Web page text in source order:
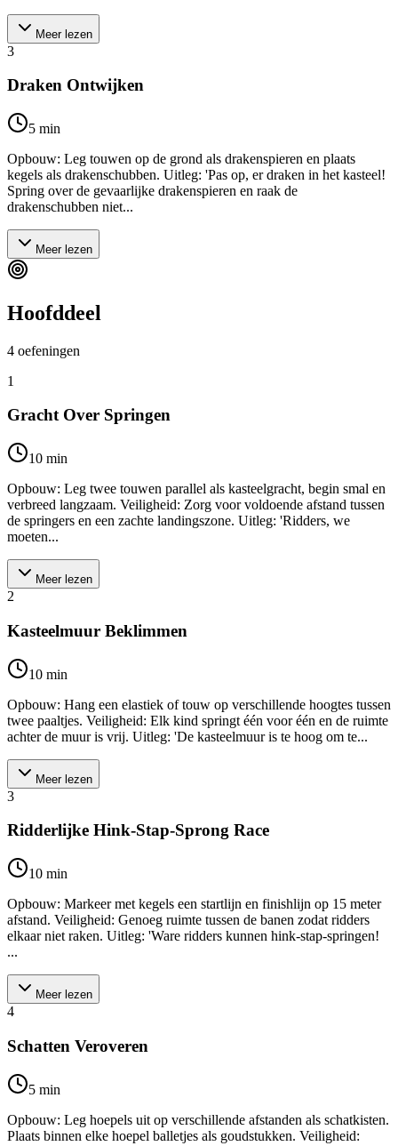
Meer lezen
3
Draken Ontwijken
5 min
Opbouw: Leg touwen op de grond als drakenspieren en plaats
kegels als drakenschubben. Uitleg: 'Pas op, er draken in het kasteel!
Spring over de gevaarlijke drakenspieren en raak de
drakenschubben niet...
Meer lezen
Hoofddeel
4 oefeningen
1
Gracht Over Springen
10 min
Opbouw: Leg twee touwen parallel als kasteelgracht, begin smal en
verbreed langzaam. Veiligheid: Zorg voor voldoende afstand tussen
de springers en een zachte landingszone. Uitleg: 'Ridders, we
moeten...
Meer lezen
2
Kasteelmuur Beklimmen
10 min
Opbouw: Hang een elastiek of touw op verschillende hoogtes tussen
twee paaltjes. Veiligheid: Elk kind springt één voor één en de ruimte
achter de muur is vrij. Uitleg: 'De kasteelmuur is te hoog om te...
Meer lezen
3
Ridderlijke Hink-Stap-Sprong Race
10 min
Opbouw: Markeer met kegels een startlijn en finishlijn op 15 meter
afstand. Veiligheid: Genoeg ruimte tussen de banen zodat ridders
elkaar niet raken. Uitleg: 'Ware ridders kunnen hink-stap-springen!
...
Meer lezen
4
Schatten Veroveren
5 min
Opbouw: Leg hoepels uit op verschillende afstanden als schatkisten.
Plaats binnen elke hoepel balletjes als goudstukken. Veiligheid: